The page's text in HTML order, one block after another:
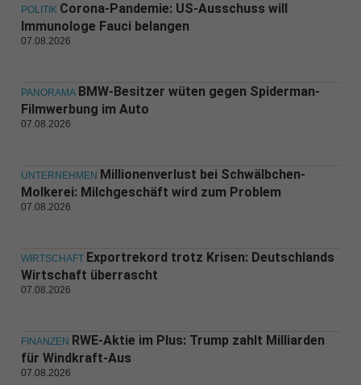
POLITIK Corona-Pandemie: US-Ausschuss will
Immunologe Fauci belangen
07.08.2026
PANORAMA BMW-Besitzer wüten gegen Spiderman-
Filmwerbung im Auto
07.08.2026
UNTERNEHMEN Millionenverlust bei Schwälbchen-
Molkerei: Milchgeschäft wird zum Problem
07.08.2026
WIRTSCHAFT Exportrekord trotz Krisen: Deutschlands
Wirtschaft überrascht
07.08.2026
FINANZEN RWE-Aktie im Plus: Trump zahlt Milliarden
für Windkraft-Aus
07.08.2026